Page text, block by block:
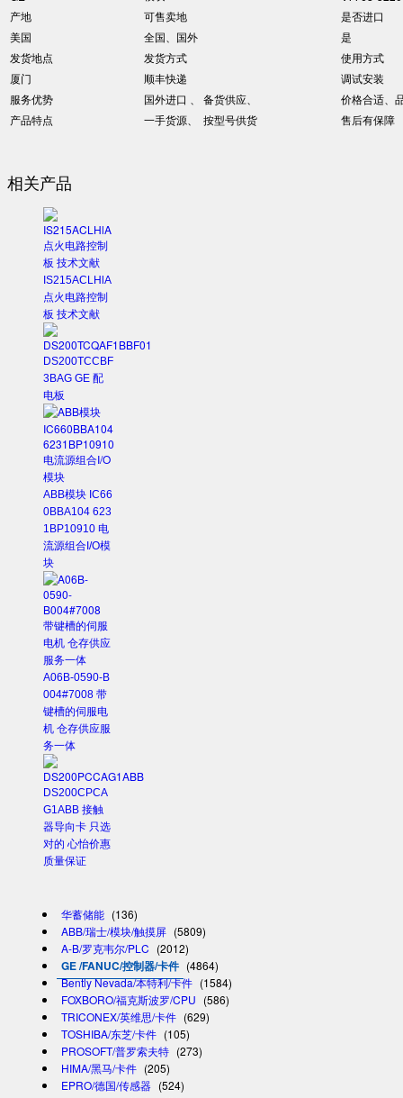
产地
可售卖地
是否进口
美国
全国、国外
是
发货地点
发货方式
使用方式
厦门
顺丰快递
调试安装
服务优势
国外进口 、 备货供应、
价格合适、
产品特点
一手货源、 按型号供货 售后有保障
相关产品
IS215ACLHlA
点火电路控制
板 技术文献
DS200TCCBF
3BAG GE 配
电板
ABB模块 IC66
0BBA104 623
1BP10910 电
流源组合I/O模
块
A06B-0590-B
004#7008 带
键槽的伺服电
机 仓存供应服
务一体
DS200CPCA
G1ABB 接触
器导向卡 只选
对的 心怡价惠
质量保证
华蓄储能 (136)
ABB/瑞士/模块/触摸屏 (5809)
A-B/罗克韦尔/PLC (2012)
GE /FANUC/控制器/卡件 (4864)
Bently Nevada/本特利/卡件 (1584)
FOXBORO/福克斯波罗/CPU (586)
TRICONEX/英维思/卡件 (629)
TOSHIBA/东芝/卡件 (105)
PROSOFT/普罗索夫特 (273)
HIMA/黑马/卡件 (205)
EPRO/德国/传感器 (524)